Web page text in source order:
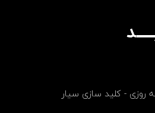
روزی - کلید سازی سیار